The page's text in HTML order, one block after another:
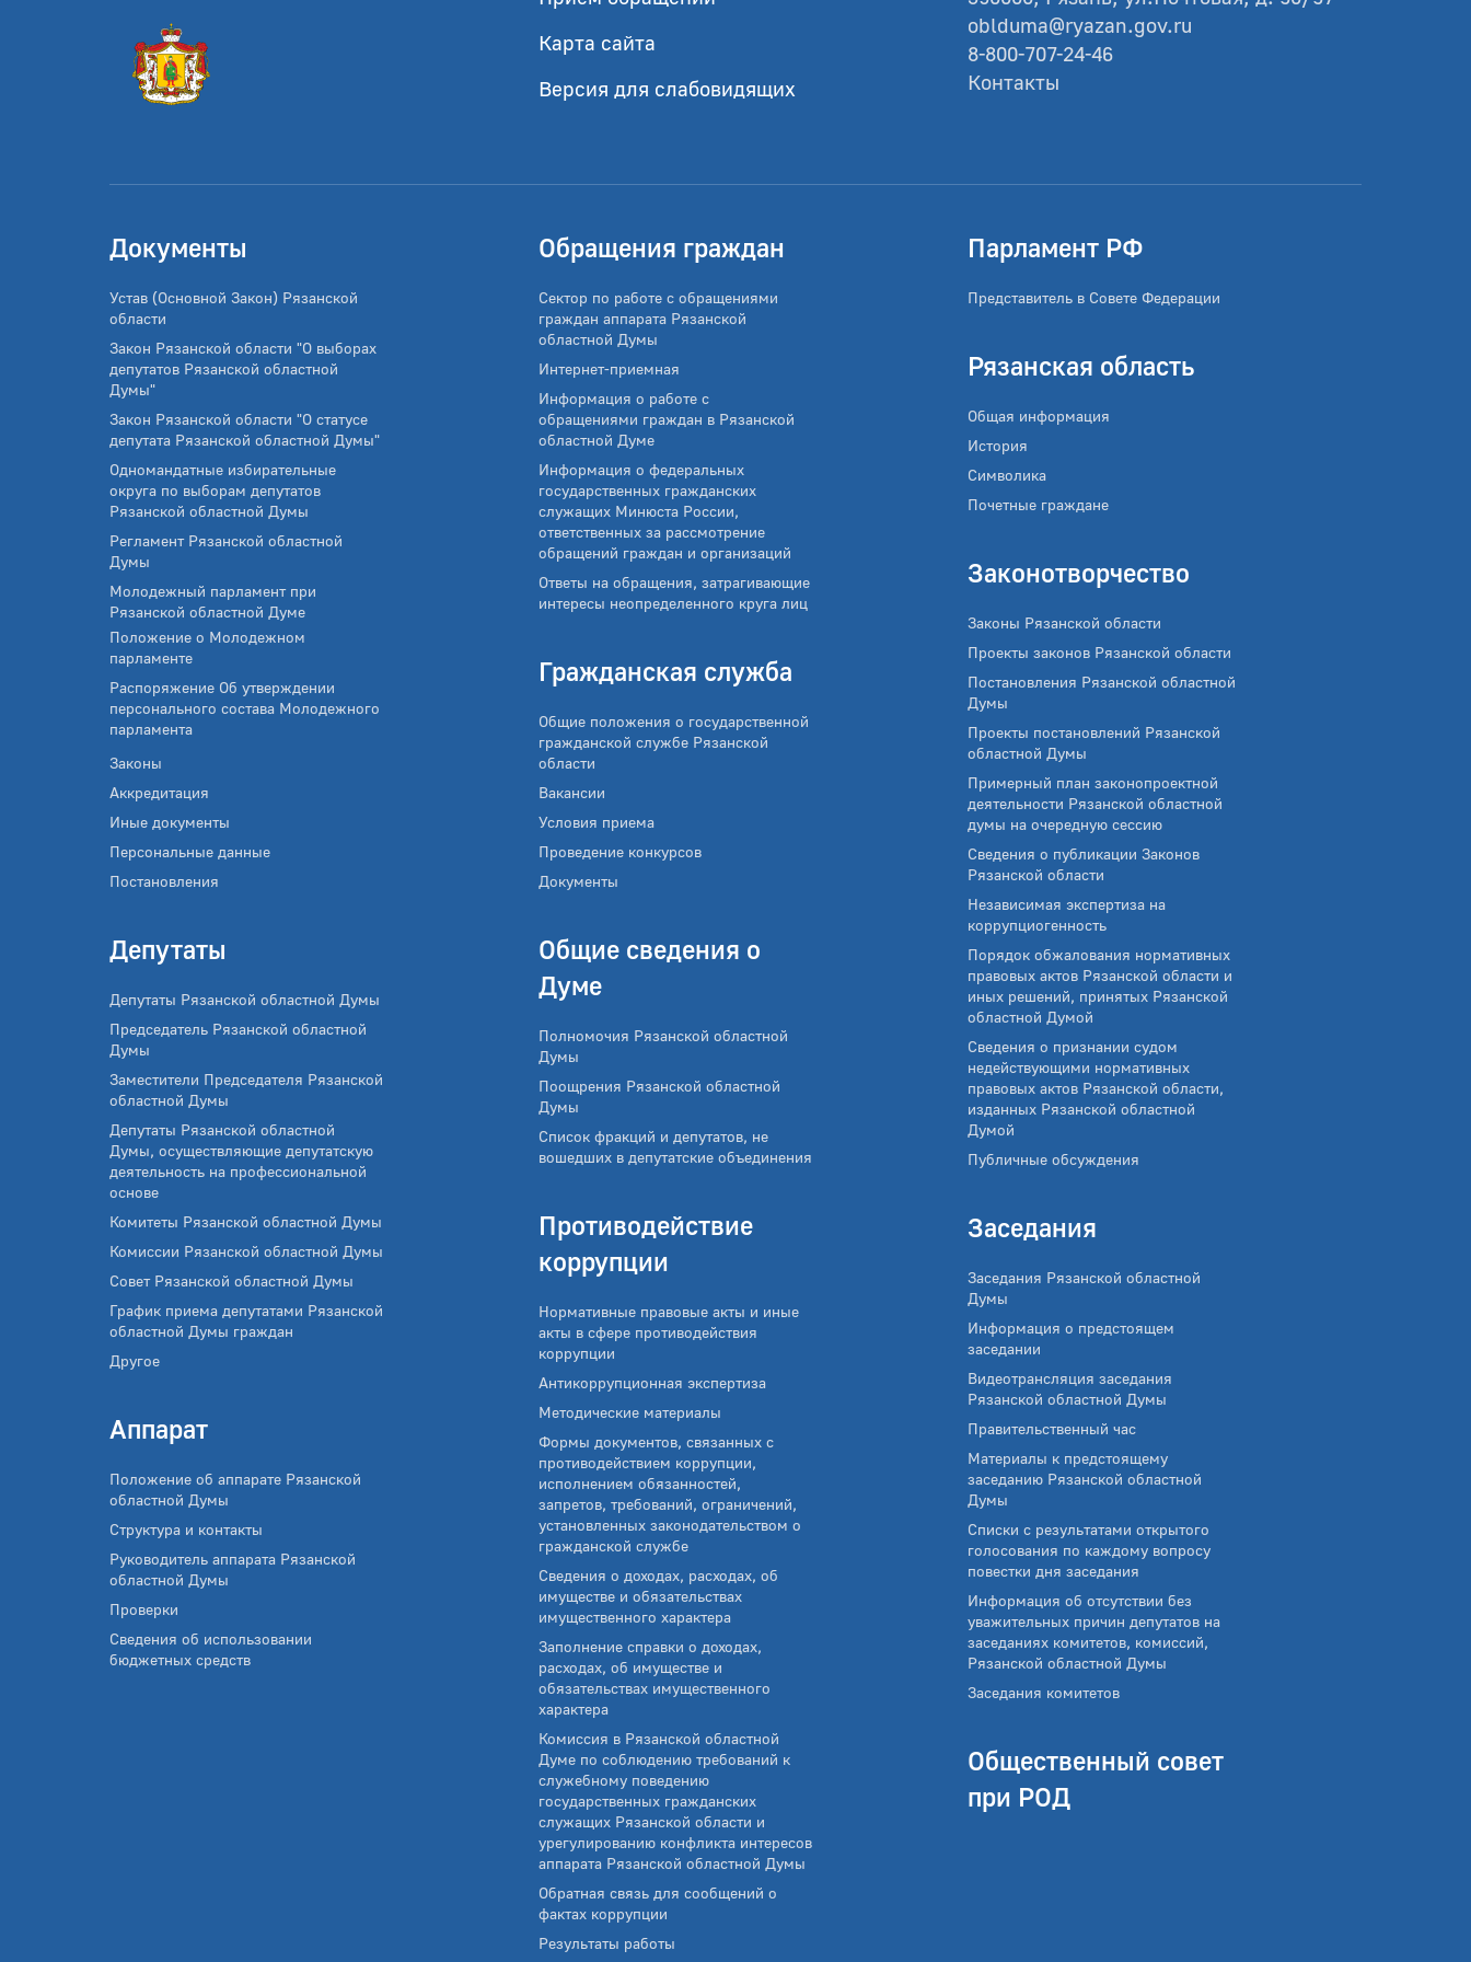
Карта сайта
Версия для слабовидящих
oblduma@ryazan.gov.ru
8-800-707-24-46
Контакты
Документы
Устав (Основной Закон) Рязанской
области
Закон Рязанской области "О выборах
депутатов Рязанской областной
Думы"
Закон Рязанской области "О статусе
депутата Рязанской областной Думы"
Одномандатные избирательные
округа по выборам депутатов
Рязанской областной Думы
Регламент Рязанской областной
Думы
Молодежный парламент при
Рязанской областной Думе
Положение о Молодежном
парламенте
Распоряжение Об утверждении
персонального состава Молодежного
парламента
Законы
Аккредитация
Иные документы
Персональные данные
Постановления
Депутаты
Депутаты Рязанской областной Думы
Председатель Рязанской областной
Думы
Заместители Председателя Рязанской
областной Думы
Депутаты Рязанской областной
Думы, осуществляющие депутатскую
деятельность на профессиональной
основе
Комитеты Рязанской областной Думы
Комиссии Рязанской областной Думы
Совет Рязанской областной Думы
График приема депутатами Рязанской
областной Думы граждан
Другое
Аппарат
Положение об аппарате Рязанской
областной Думы
Структура и контакты
Руководитель аппарата Рязанской
областной Думы
Проверки
Сведения об использовании
бюджетных средств
Обращения граждан
Сектор по работе с обращениями
граждан аппарата Рязанской
областной Думы
Интернет-приемная
Информация о работе с
обращениями граждан в Рязанской
областной Думе
Информация о федеральных
государственных гражданских
служащих Минюста России,
ответственных за рассмотрение
обращений граждан и организаций
Ответы на обращения, затрагивающие
интересы неопределенного круга лиц
Гражданская служба
Общие положения о государственной
гражданской службе Рязанской
области
Вакансии
Условия приема
Проведение конкурсов
Документы
Общие сведения о
Думе
Полномочия Рязанской областной
Думы
Поощрения Рязанской областной
Думы
Список фракций и депутатов, не
вошедших в депутатские объединения
Противодействие
коррупции
Нормативные правовые акты и иные
акты в сфере противодействия
коррупции
Антикоррупционная экспертиза
Методические материалы
Формы документов, связанных с
противодействием коррупции,
исполнением обязанностей,
запретов, требований, ограничений,
установленных законодательством о
гражданской службе
Сведения о доходах, расходах, об
имуществе и обязательствах
имущественного характера
Заполнение справки о доходах,
расходах, об имуществе и
обязательствах имущественного
характера
Комиссия в Рязанской областной
Думе по соблюдению требований к
служебному поведению
государственных гражданских
служащих Рязанской области и
урегулированию конфликта интересов
аппарата Рязанской областной Думы
Обратная связь для сообщений о
фактах коррупции
Результаты работы
Парламент РФ
Представитель в Совете Федерации
Рязанская область
Общая информация
История
Символика
Почетные граждане
Законотворчество
Законы Рязанской области
Проекты законов Рязанской области
Постановления Рязанской областной
Думы
Проекты постановлений Рязанской
областной Думы
Примерный план законопроектной
деятельности Рязанской областной
думы на очередную сессию
Сведения о публикации Законов
Рязанской области
Независимая экспертиза на
коррупциогенность
Порядок обжалования нормативных
правовых актов Рязанской области и
иных решений, принятых Рязанской
областной Думой
Сведения о признании судом
недействующими нормативных
правовых актов Рязанской области,
изданных Рязанской областной
Думой
Публичные обсуждения
Заседания
Заседания Рязанской областной
Думы
Информация о предстоящем
заседании
Видеотрансляция заседания
Рязанской областной Думы
Правительственный час
Материалы к предстоящему
заседанию Рязанской областной
Думы
Списки с результатами открытого
голосования по каждому вопросу
повестки дня заседания
Информация об отсутствии без
уважительных причин депутатов на
заседаниях комитетов, комиссий,
Рязанской областной Думы
Заседания комитетов
Общественный совет
при РОД